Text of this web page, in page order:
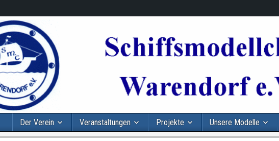
Der Verein Veranstaltungen Projekte Unsere Modelle